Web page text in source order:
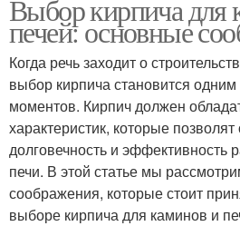
Выбор кирпича для
печей: основные
Когда речь заходит о
выбор кирпича становится
моментов. Кирпич должен
характеристик, которые позволят
долговечность и эффективность
печи. В этой статье мы
соображения, которые стоит
выборе кирпича для каминов и